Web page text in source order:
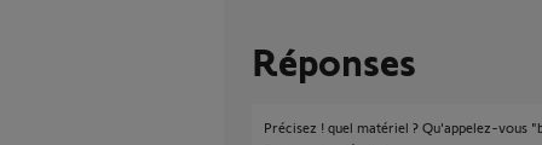
Réponses
Précisez ! quel matériel ? Qu'appelez-vous